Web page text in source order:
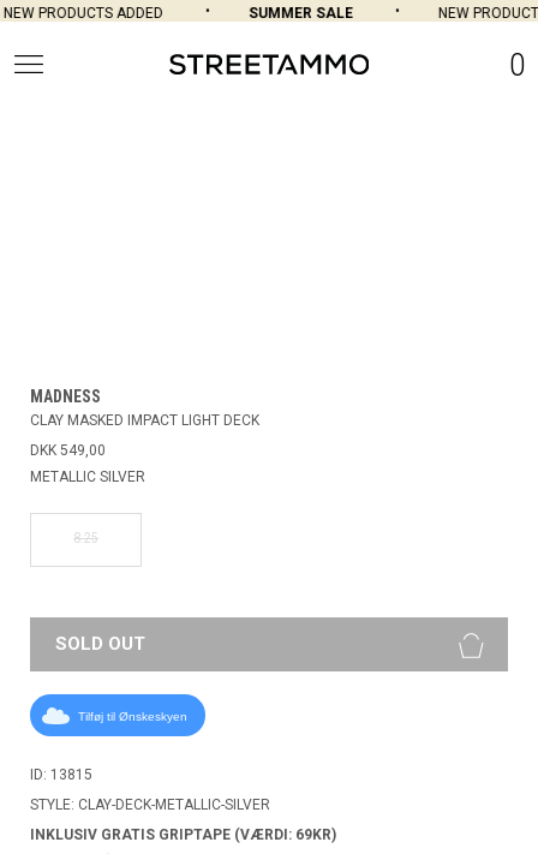
PRODUCTS ADDED SUMMER SALE NEW
0
MADNESS
CLAY MASKED IMPACT LIGHT DECK
DKK 549,00
METALLIC SILVER
8.25
SOLD OUT
Tilføj til Ønskeskyen
ID: 13815
STYLE: CLAY-DECK-METALLIC-SILVER
INKLUSIV GRATIS GRIPTAPE (VÆRDI: 69KR)